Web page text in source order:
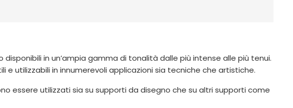
in un’ampia gamma di tonalità dalle più intense alle più tenui.
utilizzabili in innumerevoli applicazioni sia tecniche che artistiche.
essere utilizzati sia su supporti da disegno che su altri supporti come